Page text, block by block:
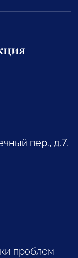
пер., д.7.
проблем